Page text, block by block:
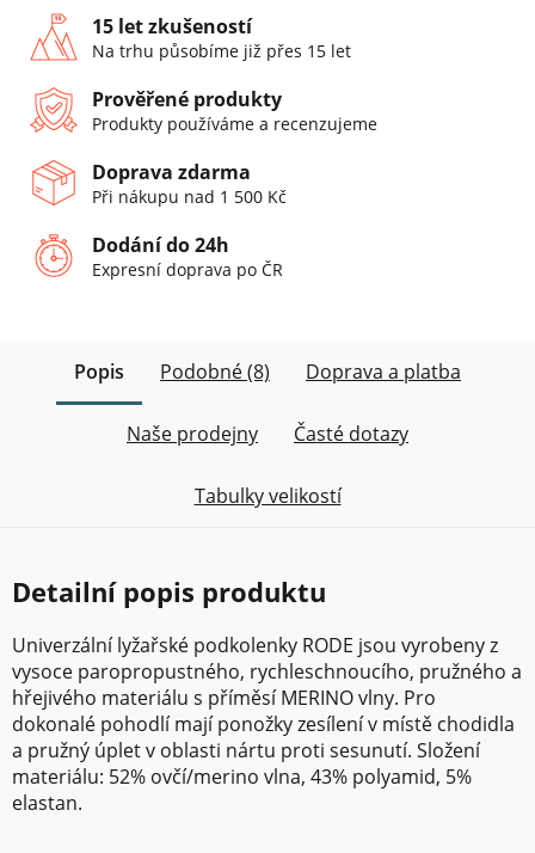
15 let zkušeností
Na trhu působíme již přes 15 let
Prověřené produkty
Produkty používáme a recenzujeme
Doprava zdarma
Při nákupu nad 1 500 Kč
Dodání do 24h
Expresní doprava po ČR
Popis Podobné (8) Doprava a platba
Naše prodejny Časté dotazy
Tabulky velikostí
Detailní popis produktu
Univerzální lyžařské podkolenky RODE jsou vyrobeny z
vysoce paropropustného, rychleschnoucího, pružného a
hřejivého materiálu s příměsí MERINO vlny. Pro
dokonalé pohodlí mají ponožky zesílení v místě chodidla
a pružný úplet v oblasti nártu proti sesunutí. Složení
materiálu: 52% ovčí/merino vlna, 43% polyamid, 5%
elastan.